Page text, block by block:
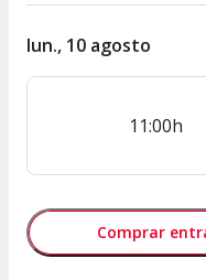
lun., 10 agosto
11:00h
Comprar